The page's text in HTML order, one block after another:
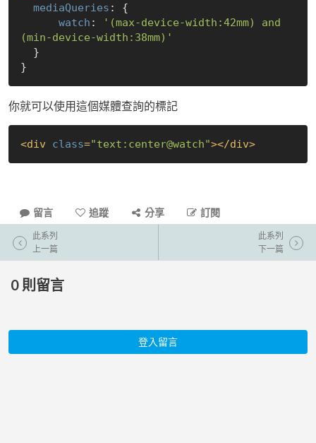
mediaQueries : {
watch :
'(max-device-width:42mm) and
(min-device-width:38mm)'
你就可以使用這個媒體查詢的標記
<div class="text:center@watch"></div>
留言 追蹤 分享 訂閱
此系列
上一篇
此系列
下一篇
0 則留言
登入留言